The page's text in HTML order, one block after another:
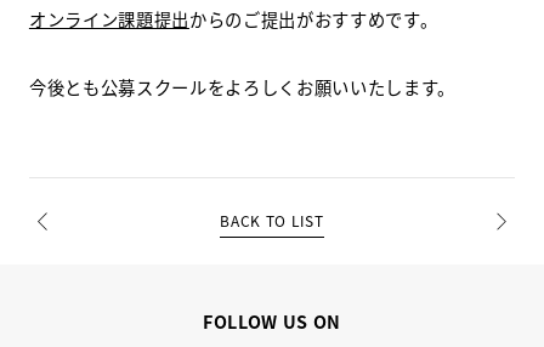
ニュース
オンライン課題提出からのご提出がおすすめです。
今後とも公募スクールをよろしくお願いいたします。
BACK TO LIST
FOLLOW US ON